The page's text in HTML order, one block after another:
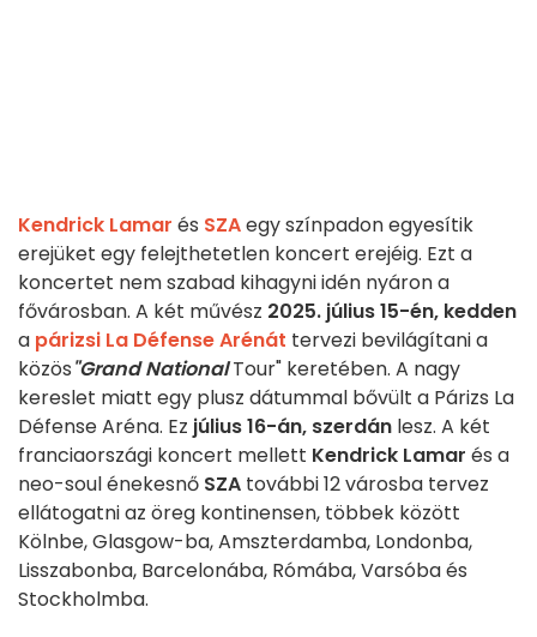
Kendrick Lamar és SZAegy színpadon egyesítik
erejüket egy felejthetetlen koncert erejéig. Ezt a
koncertet nem szabad kihagyni idén nyáron a
fővárosban. A két művész 2025. július 15-én, kedden
a párizsi La Défense Arénát tervezi bevilágítani a
közös"Grand NationalTour" keretében. A nagy
kereslet miatt egy plusz dátummal bővült a Párizs La
Défense Aréna. Ez július 16-án, szerdán lesz. A két
franciaországi koncert mellett Kendrick Lamar és a
neo-soul énekesnő SZA további 12 városba tervez
ellátogatni az öreg kontinensen, többek között
Kölnbe, Glasgow-ba, Amszterdamba, Londonba,
Lisszabonba, Barcelonába, Rómába, Varsóba és
Stockholmba.